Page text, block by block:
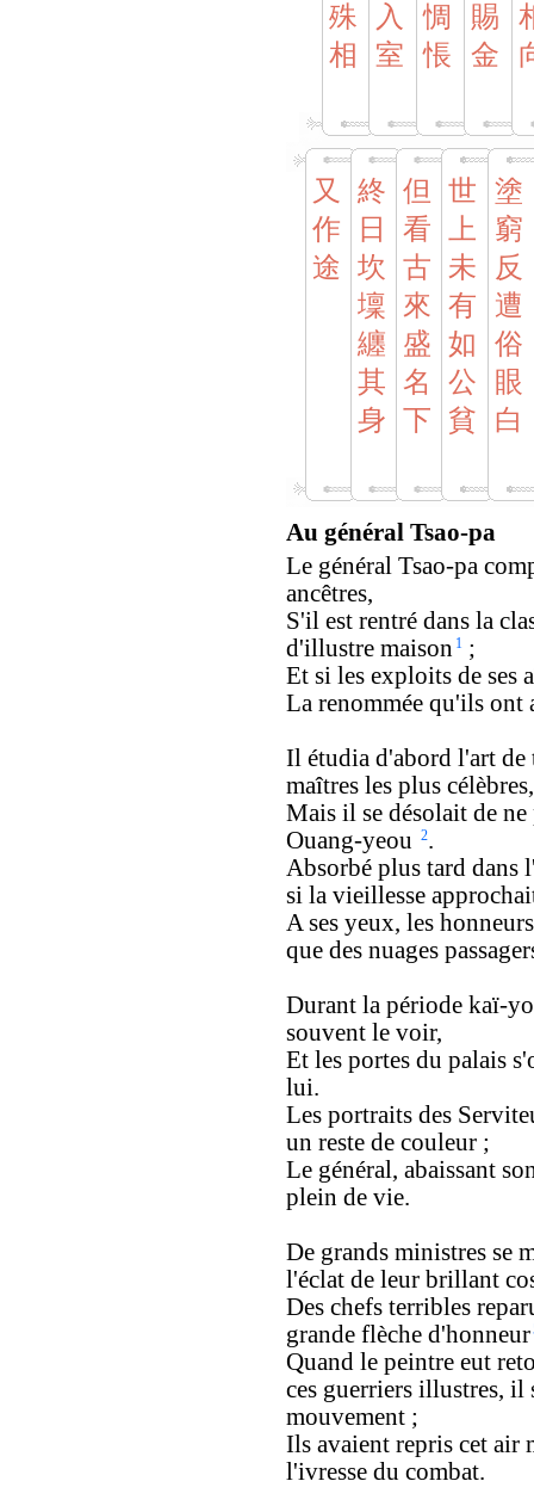
殊
相
入
室
惆
悵
賜
金
又
作
途
終
日
坎
壈
纏
其
身
但
看
古
來
盛
名
下
世
上
未
有
如
公
貧
塗
窮
反
遭
俗
眼
白
Au général Tsao-pa
Le général Tsao-pa
ancêtres,
S'il est rentré dans la
d'illustre maison 1 ;
Et si les exploits de ses
La renommée qu'ils ont
Il étudia d'abord l'art de
maîtres les plus célèbres,
Mais il se désolait de
Ouang-yeou
2.
Absorbé plus tard dans
si la vieillesse
A ses yeux, les
que des nuages
Durant la période kaï-
souvent le voir,
Et les portes du palais
lui.
Les portraits des
un reste de couleur ;
Le général, abaissant
plein de vie.
De grands ministres se
l'éclat de leur brillant
Des chefs terribles
grande flèche d'honneur
Quand le peintre eut
ces guerriers illustres, il
mouvement ;
Ils avaient repris cet air
l'ivresse du combat.